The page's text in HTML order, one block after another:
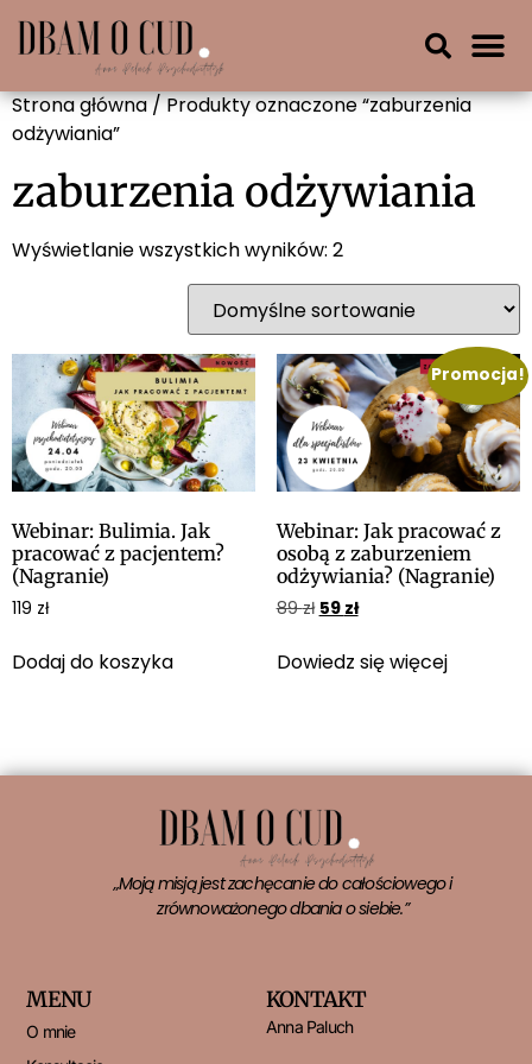
Strona główna/ Produkty oznaczone “zaburzenia
odżywiania”
zaburzenia odżywiania
Wyświetlanie wszystkich wyników: 2
Webinar: Bulimia. Jak
pracować z pacjentem?
(Nagranie)
119 zł
Dodaj do koszyka
Promocja!
Webinar: Jak pracować z
osobą z zaburzeniem
odżywiania? (Nagranie)
89zł 59 zł
Dowiedz się więcej
„Moją misją jest zachęcanie do całościowego i
zrównoważonego dbania o siebie.”
MENU
O mnie
KONTAKT
Anna Paluch